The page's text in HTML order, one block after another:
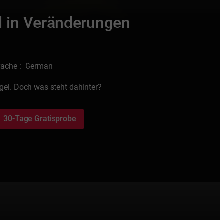
Veränderungen
: German
Doch was steht dahinter?
30-Tage Gratisprobe